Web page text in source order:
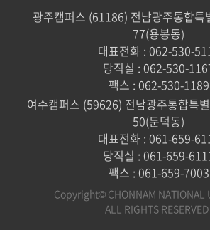
광주캠퍼스 (61186) 전남광주통합특
77(용봉동)
대표전화 : 062-530-
당직실 : 062-530-
팩스 : 062-530-1189
여수캠퍼스 (59626) 전남광주통합특별
50(둔덕동)
대표전화 : 061-659-
당직실 : 061-659-
팩스 : 061-659-7003
Copyright© CHONNAM NATIONAL
ALL RIGHTS RESERVED.